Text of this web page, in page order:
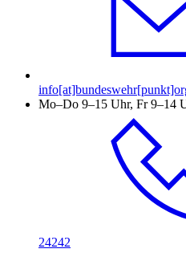
Mo–Do 9–15 Uhr, Fr 9–14
24242